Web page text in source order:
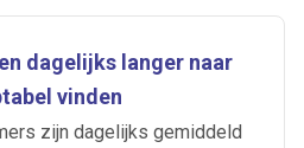
dagelijks langer naar
vinden
zijn dagelijks gemiddeld